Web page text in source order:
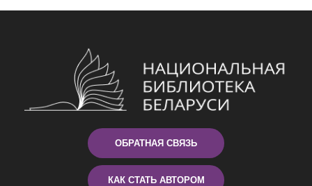
ОБРАТНАЯ СВЯЗЬ
КАК СТАТЬ АВТОРОМ